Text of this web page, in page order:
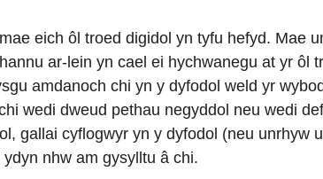
eich ôl troed digidol yn tyfu hefyd. Mae
ar-lein yn cael ei hychwanegu at yr ôl
amdanoch chi yn y dyfodol weld yr
wedi dweud pethau negyddol neu wedi
gallai cyflogwyr yn y dyfodol (neu unrhyw
nhw am gysylltu â chi.